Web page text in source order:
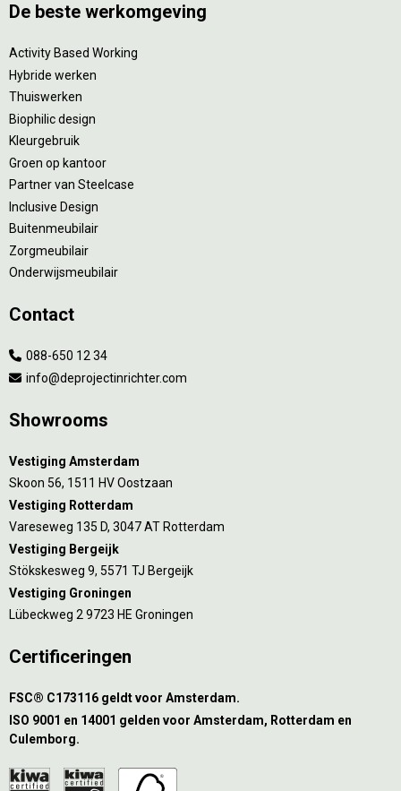
De beste werkomgeving
Activity Based Working
Hybride werken
Thuiswerken
Biophilic design
Kleurgebruik
Groen op kantoor
Partner van Steelcase
Inclusive Design
Buitenmeubilair
Zorgmeubilair
Onderwijsmeubilair
Contact
088-650 12 34
info@deprojectinrichter.com
Showrooms
Vestiging Amsterdam
Skoon 56, 1511 HV Oostzaan
Vestiging Rotterdam
Vareseweg 135 D, 3047 AT Rotterdam
Vestiging Bergeijk
Stökskesweg 9, 5571 TJ Bergeijk
Vestiging Groningen
Lübeckweg 2 9723 HE Groningen
Certificeringen
FSC® C173116 geldt voor Amsterdam.
ISO 9001 en 14001 gelden voor Amsterdam, Rotterdam en
Culemborg.